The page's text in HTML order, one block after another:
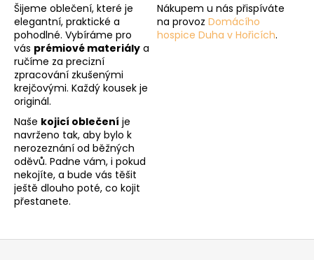
Šijeme oblečení, které je
elegantní, praktické a
pohodlné. Vybíráme pro
vás prémiové materiály a
ručíme za precizní
zpracování zkušenými
krejčovými. Každý kousek je
originál.
Naše kojicí oblečení je
navrženo tak, aby bylo k
nerozeznání od běžných
oděvů. Padne vám, i pokud
nekojíte, a bude vás těšit
ještě dlouho poté, co kojit
přestanete.
Nákupem u nás přispíváte
na provoz Domácího
hospice Duha v Hořicích.
Z